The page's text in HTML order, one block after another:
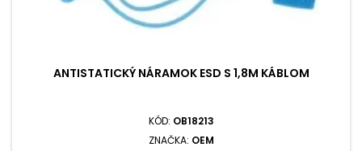
ANTISTATICKÝ NÁRAMOK ESD S 1,8M KÁBLOM
KÓD: OB18213
ZNAČKA: OEM